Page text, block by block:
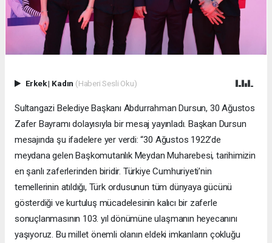
Erkek| Kadın (Haberi Sesli Oku)
Sultangazi Belediye Başkanı Abdurrahman Dursun, 30 Ağustos
Zafer Bayramı dolayısıyla bir mesaj yayınladı. Başkan Dursun
mesajında şu ifadelere yer verdi: “30 Ağustos 1922’de
meydana gelen Başkomutanlık Meydan Muharebesi, tarihimizin
en şanlı zaferlerinden biridir. Türkiye Cumhuriyeti’nin
temellerinin atıldığı, Türk ordusunun tüm dünyaya gücünü
gösterdiği ve kurtuluş mücadelesinin kalıcı bir zaferle
sonuçlanmasının 103. yıl dönümüne ulaşmanın heyecanını
yaşıyoruz. Bu millet önemli olanın eldeki imkanların çokluğu